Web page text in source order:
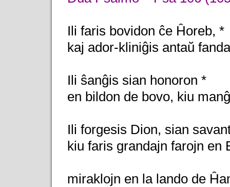
Ili faris bovidon ĉe Ĥoreb, *
kaj ador-kliniĝis antaŭ
Ili ŝanĝis sian honoron *
en bildon de bovo, kiu
Ili forgesis Dion, sian
kiu faris grandajn farojn en
miraklojn en la lando de